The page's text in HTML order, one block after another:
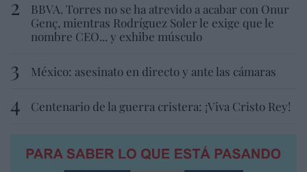
BBVA. Torres no se ha atrevido a acabar con Onur
Genç, mientras Rodríguez Soler le exige que le
nombre CEO... y exhibe músculo
México: asesinato en directo y ante las cámaras
Centenario de la guerra cristera: ¡Viva Cristo Rey!